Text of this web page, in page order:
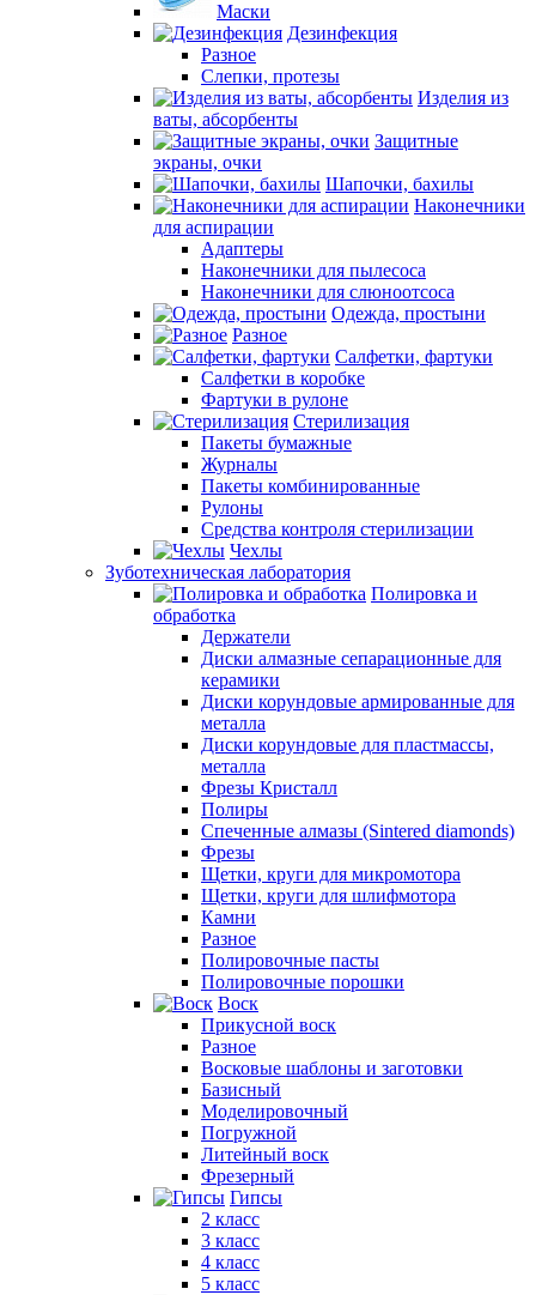
Маски
Дезинфекция
Разное
Слепки, протезы
Изделия из
ваты, абсорбенты
Защитные
экраны, очки
Шапочки, бахилы
Наконечники
для аспирации
Адаптеры
Наконечники для пылесоса
Наконечники для слюноотсоса
Одежда, простыни
Разное
Салфетки, фартуки
Салфетки в коробке
Фартуки в рулоне
Стерилизация
Пакеты бумажные
Журналы
Пакеты комбинированные
Рулоны
Средства контроля стерилизации
Чехлы
Зуботехническая лаборатория
Полировка и
обработка
Держатели
Диски алмазные сепарационные для
керамики
Диски корундовые армированные для
металла
Диски корундовые для пластмассы,
металла
Фрезы Кристалл
Полиры
Спеченные алмазы (Sintered diamonds)
Фрезы
Щетки, круги для микромотора
Щетки, круги для шлифмотора
Камни
Разное
Полировочные пасты
Полировочные порошки
Воск
Прикусной воск
Разное
Восковые шаблоны и заготовки
Базисный
Моделировочный
Погружной
Литейный воск
Фрезерный
Гипсы
2 класс
3 класс
4 класс
5 класс